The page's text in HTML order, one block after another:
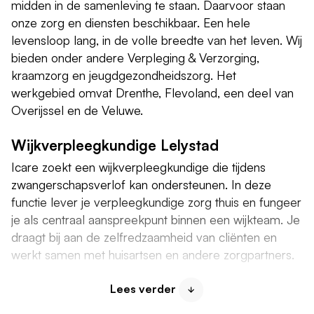
midden in de samenleving te staan. Daarvoor staan
onze zorg en diensten beschikbaar. Een hele
levensloop lang, in de volle breedte van het leven. Wij
bieden onder andere Verpleging & Verzorging,
kraamzorg en jeugdgezondheidszorg. Het
werkgebied omvat Drenthe, Flevoland, een deel van
Overijssel en de Veluwe.
Wijkverpleegkundige Lelystad
Icare zoekt een wijkverpleegkundige die tijdens
zwangerschapsverlof kan ondersteunen. In deze
functie lever je verpleegkundige zorg thuis en fungeer
je als centraal aanspreekpunt binnen een wijkteam. Je
draagt bij aan de zelfredzaamheid van cliënten en
werkt samen met huisartsen en andere zorgpartners.
Functieomschrijving
Lees verder